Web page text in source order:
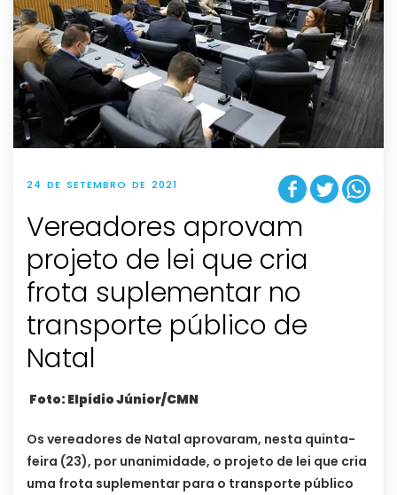
24 DE SETEMBRO DE 2021
Vereadores aprovam
projeto de lei que cria
frota suplementar no
transporte público de
Natal
Foto: Elpídio Júnior/CMN
Os vereadores de Natal aprovaram, nesta quinta-
feira (23), por unanimidade, o projeto de lei que cria
uma frota suplementar para o transporte público